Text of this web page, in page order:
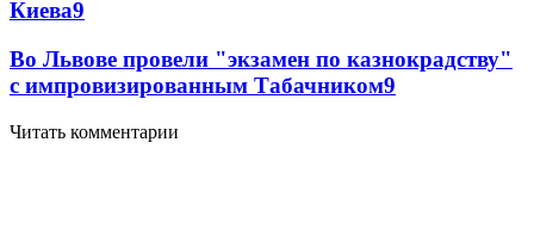
Киева9
Во Львове провели "экзамен по казнокрадству"
с импровизированным Табачником9
Читать комментарии